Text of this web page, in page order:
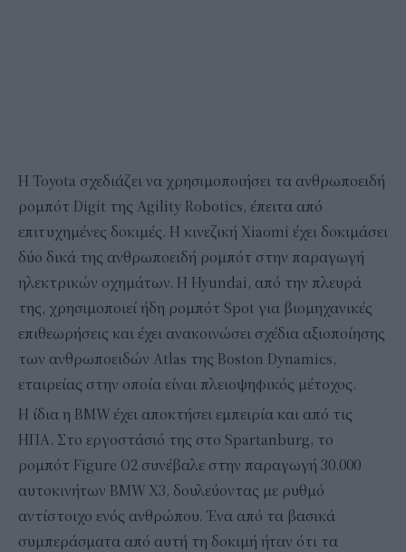
Η Toyota σχεδιάζει να χρησιμοποιήσει τα ανθρωποειδή
ρομπότ Digit της Agility Robotics, έπειτα από
επιτυχημένες δοκιμές. Η κινεζική Xiaomi έχει δοκιμάσει
δύο δικά της ανθρωποειδή ρομπότ στην παραγωγή
ηλεκτρικών οχημάτων. Η Hyundai, από την πλευρά
της, χρησιμοποιεί ήδη ρομπότ Spot για βιομηχανικές
επιθεωρήσεις και έχει ανακοινώσει σχέδια αξιοποίησης
των ανθρωποειδών Atlas της Boston Dynamics,
εταιρείας στην οποία είναι πλειοψηφικός μέτοχος.
Η ίδια η BMW έχει αποκτήσει εμπειρία και από τις
ΗΠΑ. Στο εργοστάσιό της στο Spartanburg, το
ρομπότ Figure O2 συνέβαλε στην παραγωγή 30.000
αυτοκινήτων BMW X3, δουλεύοντας με ρυθμό
αντίστοιχο ενός ανθρώπου. Ένα από τα βασικά
συμπεράσματα από αυτή τη δοκιμή ήταν ότι τα